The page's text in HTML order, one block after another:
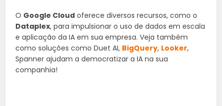
O Google Cloud oferece diversos recursos, como o
Dataplex, para impulsionar o uso de dados em escala
e aplicação da IA em sua empresa. Veja também
como soluções como Duet AI, BigQuery, Looker,
Spanner ajudam a democratizar a IA na sua
companhia!